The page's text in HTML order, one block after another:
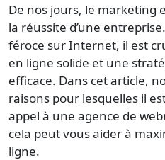
De nos jours, le marketing
la réussite d’une
féroce sur Internet, il est
en ligne solide et une
efficace. Dans cet article,
raisons pour lesquelles il
appel à une agence de
cela peut vous aider à
ligne.